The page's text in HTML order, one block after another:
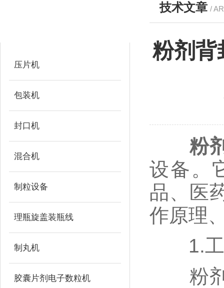
压片机
包装机
封口机
混合机
制粒设备
理瓶旋盖装瓶线
制丸机
胶囊片剂电子数粒机
技术文章 /
粉剂背
粉
设备。
品、医
作原理
1.工
粉剂